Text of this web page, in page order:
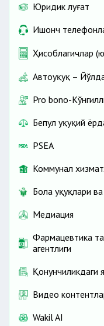
Юридик луғат
Ишонч
Ҳисоблагичлар
Автоҳуқуқ –
Pro bono-
Бепул ҳуқуқий
PSEA
Коммунал
Бола ҳуқуқлари
Медиация
Фармацевтика
агентлиги
Қонунчиликдаги
Видео
Wakil AI